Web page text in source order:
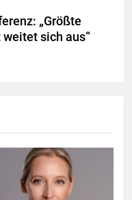
„Größte
sich aus“